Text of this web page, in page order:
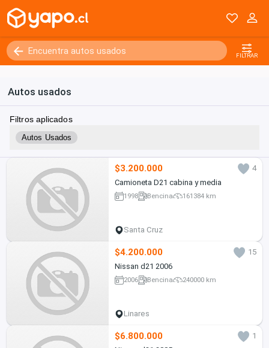
FILTRAR
Autos usados
Filtros aplicados
Autos Usados
$3.200.000
4
Camioneta D21 cabina y media
1998 Bencina 161384 km
Santa Cruz
$4.200.000
15
Nissan d21 2006
2006 Bencina 240000 km
Linares
$6.800.000
1